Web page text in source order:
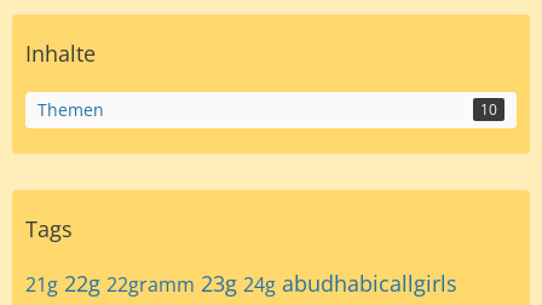
Inhalte
Themen 10
Tags
21g 22g 22gramm 23g 24g abudhabicallgirls